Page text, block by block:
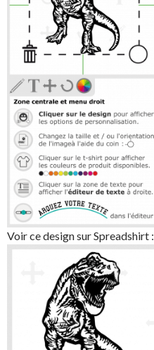
Voir ce design sur Spreadshirt :